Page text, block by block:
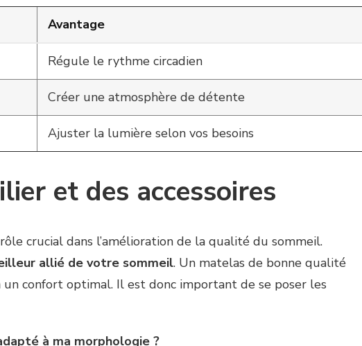
Avantage
Régule le rythme circadien
Créer une atmosphère de détente
Ajuster la lumière selon vos besoins
et des accessoires
crucial dans l’amélioration de la qualité du sommeil.
allié de votre sommeil. Un matelas de bonne qualité
confort optimal. Il est donc important de se poser les
à ma morphologie ?